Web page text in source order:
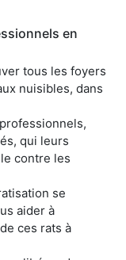
en
tous les foyers
nuisibles, dans
qui leurs
contre les
se
aider à
ces rats à